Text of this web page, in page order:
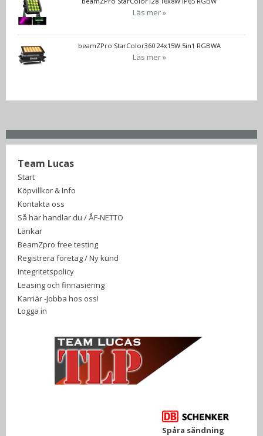
Läs mer »
beamZPro StarColor360 24x15W 5in1 RGBWA
Läs mer »
Team Lucas
Start
Köpvillkor & Info
Kontakta oss
Så här handlar du / ÅF-NETTO
Länkar
BeamZpro free testing
Registrera företag / Ny kund
Integritetspolicy
Leasing och finnasiering
Karriär -Jobba hos oss!
Logga in
Spåra sändning